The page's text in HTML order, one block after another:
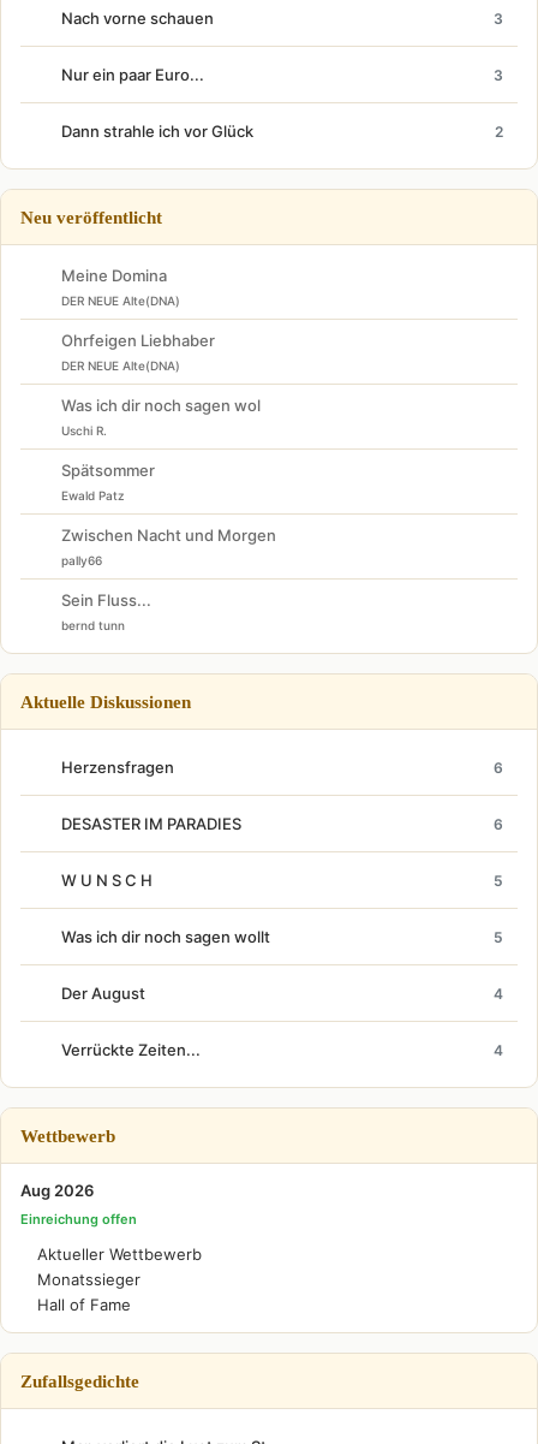
Nach vorne schauen 3
Nur ein paar Euro... 3
Dann strahle ich vor Glück 2
Neu veröffentlicht
Meine Domina
DER NEUE Alte(DNA)
Ohrfeigen Liebhaber
DER NEUE Alte(DNA)
Was ich dir noch sagen wol
Uschi R.
Spätsommer
Ewald Patz
Zwischen Nacht und Morgen
pally66
Sein Fluss...
bernd tunn
Aktuelle Diskussionen
Herzensfragen 6
DESASTER IM PARADIES 6
W U N S C H 5
Was ich dir noch sagen wollt 5
Der August 4
Verrückte Zeiten... 4
Wettbewerb
Aug 2026
Einreichung offen
Aktueller Wettbewerb
Monatssieger
Hall of Fame
Zufallsgedichte